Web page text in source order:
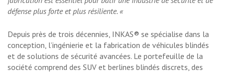
défense plus forte et plus résiliente. «
Depuis près de trois décennies, INKAS® se spécialise dans la
conception, l’ingénierie et la fabrication de véhicules blindés
et de solutions de sécurité avancées. Le portefeuille de la
société comprend des SUV et berlines blindés discrets, des